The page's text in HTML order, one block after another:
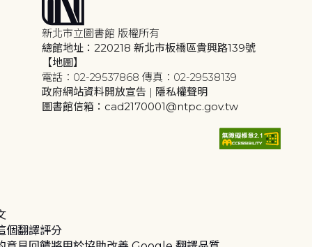
新北市立圖書館 版權所有
總館地址：220218 新北市板橋區貴興路139號
【地圖】
電話：02-29537868 傳真：02-29538139
政府網站資料開放宣告 | 隱私權聲明
圖書館信箱：cad2170001@ntpc.gov.tw
個翻譯評分